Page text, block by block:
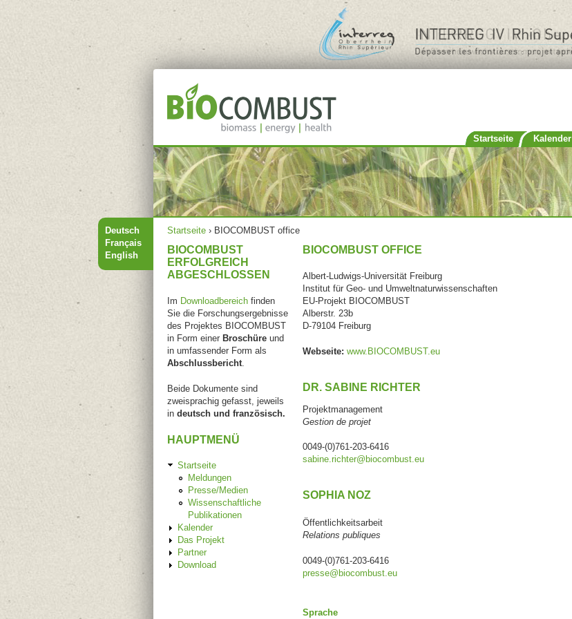
Startseite Kalender
Sie sind hier
Startseite › BIOCOMBUST office
BIOCOMBUST OFFICE
Albert-Ludwigs-Universität Freiburg
Institut für Geo- und Umweltnaturwissenschaften
EU-Projekt BIOCOMBUST
Alberstr. 23b
D-79104 Freiburg
Webseite: www.BIOCOMBUST.eu
DR. SABINE RICHTER
Projektmanagement
Gestion de projet
0049-(0)761-203-6416
sabine.richter@biocombust.eu
SOPHIA NOZ
Öffentlichkeitsarbeit
Relations publiques
0049-(0)761-203-6416
presse@biocombust.eu
Sprache
BIOCOMBUST
ERFOLGREICH
ABGESCHLOSSEN
Im Downloadbereich finden
Sie die Forschungsergebnisse
des Projektes BIOCOMBUST
in Form einer Broschüre und
in umfassender Form als
Abschlussbericht
Beide Dokumente sind
zweisprachig gefasst, jeweils
in deutsch und französisch.
HAUPTMENÜ
Startseite
Meldungen
Presse/Medien
Wissenschaftliche
Publikationen
Kalender
Das Projekt
Partner
Download
Deutsch
Français
English